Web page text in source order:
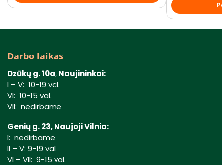
Darbo laikas
Dzūkų g. 10a, Naujininkai:
I – V: 10-19 val.
VI: 10-15 val.
VII: nedirbame
Genių g. 23, Naujoji Vilnia:
I: nedirbame
II – V: 9-19 val.
VI – VII: 9-15 val.